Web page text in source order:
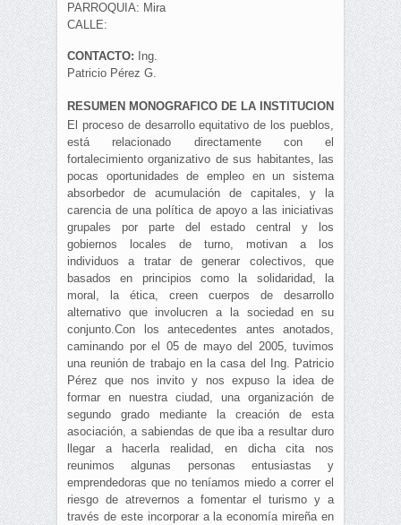
PARROQUIA: Mira
CALLE:
CONTACTO:
Ing.
Patricio Pérez G.
RESUMEN MONOGRAFICO DE LA INSTITUCION
El proceso de desarrollo equitativo de los pueblos,
está relacionado directamente con el
fortalecimiento organizativo de sus habitantes, las
pocas oportunidades de empleo en un sistema
absorbedor de acumulación de capitales, y la
carencia de una política de apoyo a las iniciativas
grupales por parte del estado central y los
gobiernos locales de turno, motivan a los
individuos a tratar de generar colectivos, que
basados en principios como la solidaridad, la
moral, la ética, creen cuerpos de desarrollo
alternativo que involucren a la sociedad en su
conjunto.Con los antecedentes antes anotados,
caminando por el 05 de mayo del 2005, tuvimos
una reunión de trabajo en la casa del Ing. Patricio
Pérez que nos invito y nos expuso la idea de
formar en nuestra ciudad, una organización de
segundo grado mediante la creación de esta
asociación, a sabiendas de que iba a resultar duro
llegar a hacerla realidad, en dicha cita nos
reunimos algunas personas entusiastas y
emprendedoras que no teníamos miedo a correr el
riesgo de atrevernos a fomentar el turismo y a
través de este incorporar a la economía mireña en